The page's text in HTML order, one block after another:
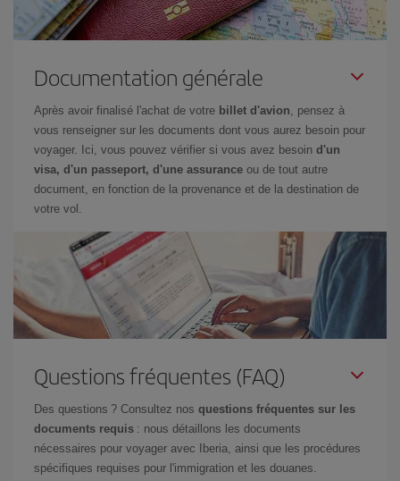
Documentation générale
Après avoir finalisé l'achat de votre billet d'avion, pensez à
vous renseigner sur les documents dont vous aurez besoin pour
voyager. Ici, vous pouvez vérifier si vous avez besoin d'un
visa, d'un passeport, d'une assurance ou de tout autre
document, en fonction de la provenance et de la destination de
votre vol.
Questions fréquentes (FAQ)
Des questions ? Consultez nos questions fréquentes sur les
documents requis : nous détaillons les documents
nécessaires pour voyager avec Iberia, ainsi que les procédures
spécifiques requises pour l'immigration et les douanes.